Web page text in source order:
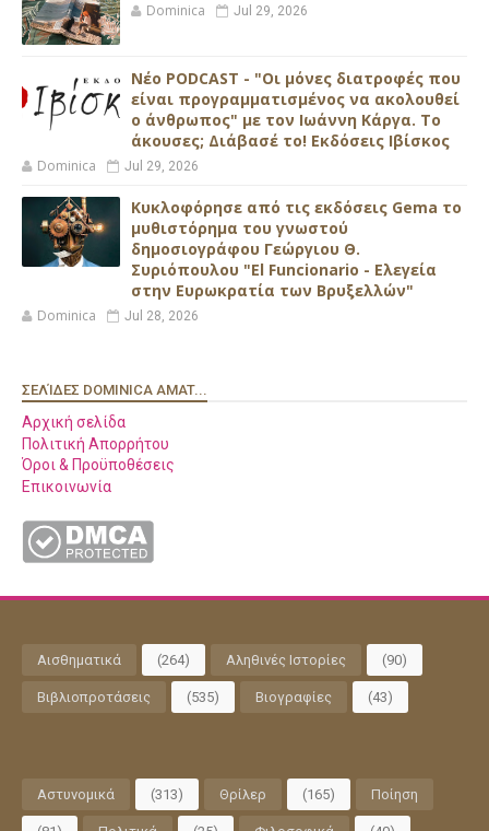
Dominica Jul 29, 2026
Νέο PODCAST - "Οι μόνες διατροφές που
είναι προγραμματισμένος να ακολουθεί
ο άνθρωπος" με τον Ιωάννη Κάργα. Το
άκουσες; Διάβασέ το! Εκδόσεις Ιβίσκος
Dominica Jul 29, 2026
Κυκλοφόρησε από τις εκδόσεις Gema το
μυθιστόρημα του γνωστού
δημοσιογράφου Γεώργιου Θ.
Συριόπουλου "El Funcionario - Ελεγεία
στην Ευρωκρατία των Βρυξελλών"
Dominica Jul 28, 2026
ΣΕΛΊΔΕΣ DOMINICA AMAT...
Αρχική σελίδα
Πολιτική Απορρήτου
Όροι & Προϋποθέσεις
Επικοινωνία
Αισθηματικά (264) Αληθινές Ιστορίες (90)
Βιβλιοπροτάσεις (535) Βιογραφίες (43)
Αστυνομικά (313) Θρίλερ (165) Ποίηση